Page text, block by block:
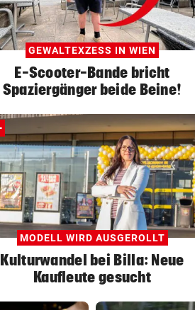
GEWALTEXZESS IN WIEN
E-Scooter-Bande bricht
Spaziergänger beide Beine!
MODELL WIRD AUSGEROLLT
Kulturwandel bei Billa: Neue
Kaufleute gesucht